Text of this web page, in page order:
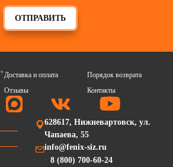
ОТПРАВИТЬ
Доставка и оплата
Порядок возврата
Отзывы
Контакты
628617, Нижневартовск, ул.
Чапаева, 55
info@fenix-siz.ru
8 (800) 700-60-24